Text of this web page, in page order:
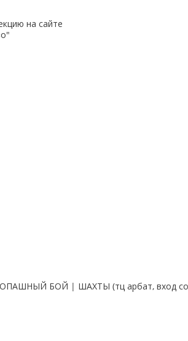
на сайте
БОЙ | ШАХТЫ (тц арбат, вход